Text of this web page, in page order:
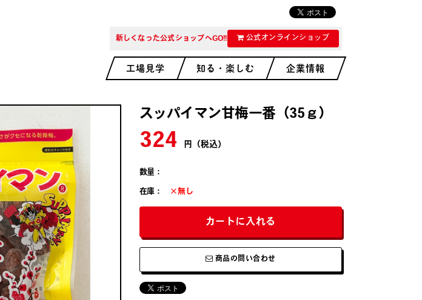
新しくなった公式ショップへGO!! 公式オンラインショップ
工場見学 知る・楽しむ 企業情報
スッパイマン甘梅一番（35ｇ）
324 円（税込）
数量：
在庫： ×無し
カートに入れる
商品の問い合わせ